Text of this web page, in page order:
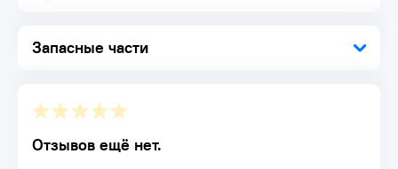
Запасные части
Отзывов ещё нет.